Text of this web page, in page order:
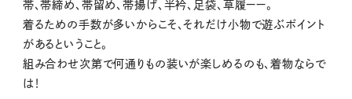
帯、帯締め、帯留め、帯揚げ、半衿、足袋、草履ーー。
着るための手数が多いからこそ、それだけ小物で遊ぶポイント
があるということ。
組み合わせ次第で何通りもの装いが楽しめるのも、着物ならで
は！